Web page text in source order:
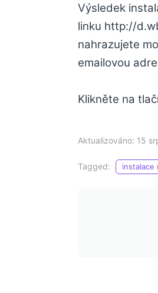
Výsledek
linku http://
nahrazujete
emailovou
Klikněte na
Aktualizováno: 15
Tagged: instalace